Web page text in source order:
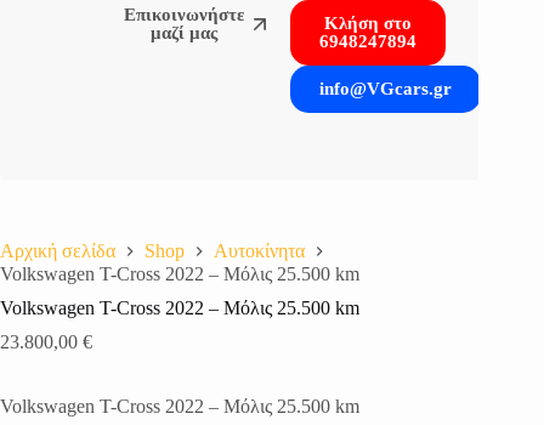
Επικοινωνήστε
μαζί μας
Κλήση στο
6948247894
info@VGcars.gr
Αρχική σελίδα Shop
Aυτοκίνητα
Volkswagen T-Cross 2022 – Μόλις 25.500 km
Volkswagen T-Cross 2022 – Μόλις 25.500 km
23.800,00 €
Volkswagen T-Cross 2022 – Μόλις 25.500 km